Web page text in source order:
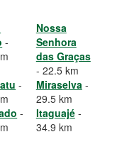
-
Nossa
Senhora
das Graças
- 22.5 km
-
Miraselva-
29.5 km
-
Itaguajé-
34.9 km